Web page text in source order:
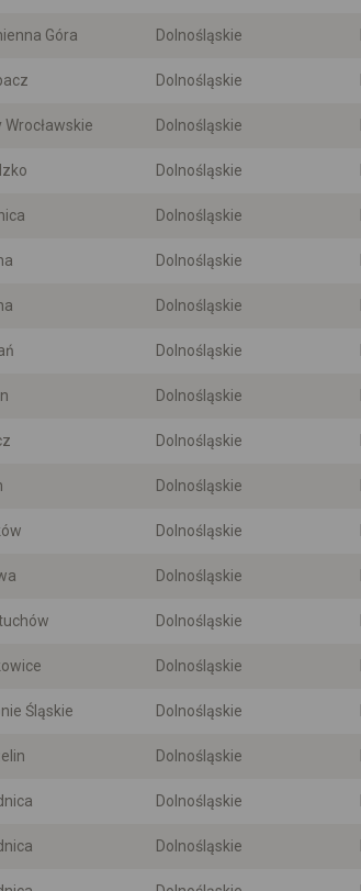
Góra Dolnośląskie
Dolnośląskie
Wrocławskie Dolnośląskie
Dolnośląskie
Dolnośląskie
Dolnośląskie
Dolnośląskie
Dolnośląskie
Dolnośląskie
Dolnośląskie
Dolnośląskie
Dolnośląskie
Dolnośląskie
Dolnośląskie
Dolnośląskie
Śląskie Dolnośląskie
Dolnośląskie
Dolnośląskie
Dolnośląskie